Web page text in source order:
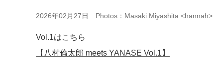
2026年02月27日 Photos：Masaki Miyashita <hannah>
Vol.1はこちら
【八村倫太郎 meets YANASE Vol.1】